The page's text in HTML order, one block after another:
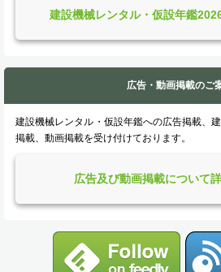
建設機械レンタル・仮設年鑑
広告・動画掲載のご
建設機械レンタル・仮設年鑑への広告掲載、
掲載、動画掲載を受け付けております。
広告及び動画掲載について